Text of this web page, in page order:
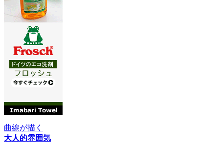
曲線が描く
大人的雰囲気